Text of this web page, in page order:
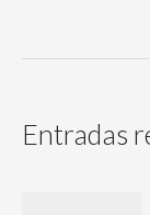
Entradas